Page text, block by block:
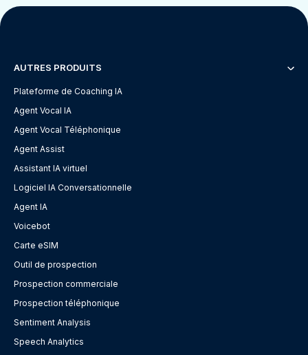
AUTRES PRODUITS
Plateforme de Coaching IA
Agent Vocal IA
Agent Vocal Téléphonique
Agent Assist
Assistant IA virtuel
Logiciel IA Conversationnelle
Agent IA
Voicebot
Carte eSIM
Outil de prospection
Prospection commerciale
Prospection téléphonique
Sentiment Analysis
Speech Analytics